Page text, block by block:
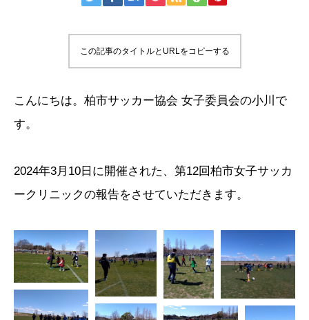
この記事のタイトルとURLをコピーする
こんにちは。柏市サッカー協会 女子委員会の小川で
す。
2024年3月10日に開催された、第12回柏市女子サッカ
ークリニックの報告をさせていただきます。